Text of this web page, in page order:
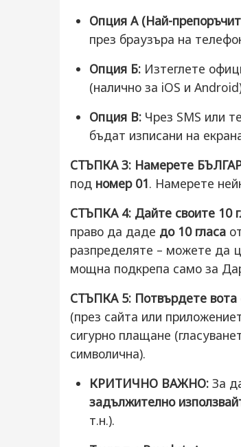
Опция А (Най-
през браузъра на
Опция Б: Изтеглете
(налично за iOS и
Опция В: Чрез SMS или
бъдат изписани на
СТЪПКА 3: Намерете
под номер 01. Намерете
СТЪПКА 4: Дайте своите 10
право да даде до 10 гласа
разпределяте – можете да
мощна подкрепа само за
СТЪПКА 5: Потвърдете вота
(през сайта или
сигурно плащане
символична).
КРИТИЧНО ВАЖНО: За
задължително
т.н.).